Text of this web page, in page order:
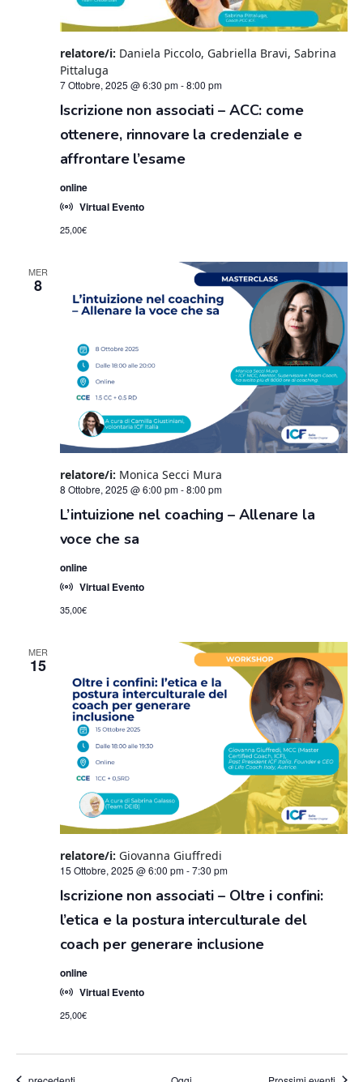
7 Ottobre, 2025 @ 6:30 pm-8:00 pm
Iscrizione non associati – ACC: come
ottenere, rinnovare la credenziale e
affrontare l’esame
relatore/i: Daniela Piccolo, Gabriella Bravi, Sabrina
Pittaluga
online
Virtual Evento
25,00€
MER
8
8 Ottobre, 2025 @ 6:00 pm-8:00 pm
L’intuizione nel coaching – Allenare la
voce che sa
relatore/i: Monica Secci Mura
online
Virtual Evento
35,00€
MER
15
15 Ottobre, 2025 @ 6:00 pm-7:30 pm
Iscrizione non associati – Oltre i confini:
l’etica e la postura interculturale del
coach per generare inclusione
relatore/i: Giovanna Giuffredi
online
Virtual Evento
25,00€
Eventi